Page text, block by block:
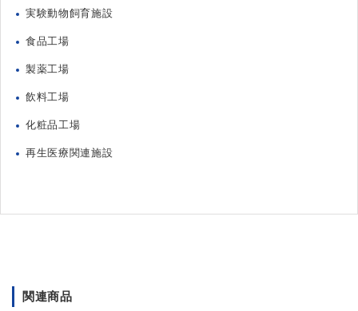
実験動物飼育施設
食品工場
製薬工場
飲料工場
化粧品工場
再生医療関連施設
関連商品